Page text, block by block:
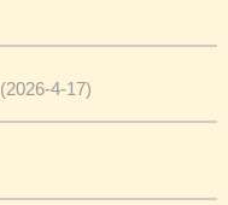
(2026-4-17)